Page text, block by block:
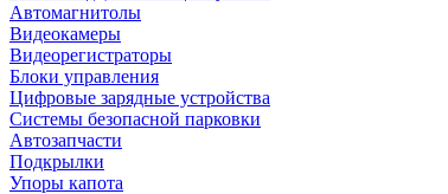
Автомагнитолы
Видеокамеры
Видеорегистраторы
Блоки управления
Цифровые зарядные устройства
Системы безопасной парковки
Автозапчасти
Подкрылки
Упоры капота